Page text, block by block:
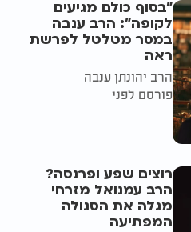
"בסוף כולם מגיעים
לקופה": הרב ענבה
במסר מטלטל לפרשת
ראה
הרב יהונתן ענבה
פורסם לפני
רוצים שפע ופרנסה?
הרב עמנואל מזרחי
מגלה את הסגולה
המפתיעה